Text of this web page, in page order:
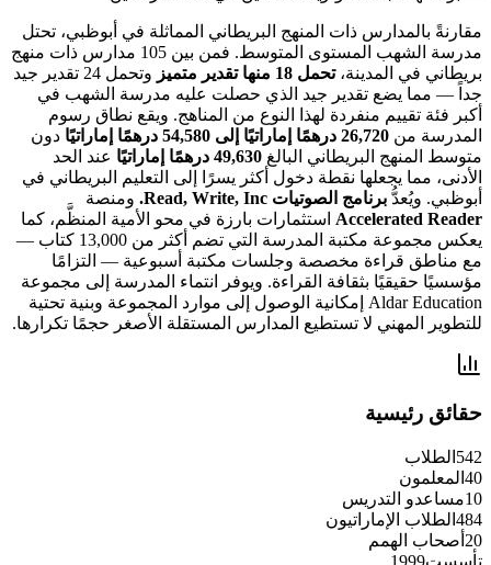
مقارنةً بالمدارس ذات المنهج البريطاني المماثلة في أبوظبي، تحتل
مدرسة الشهب المستوى المتوسط. فمن بين 105 مدارس ذات منهج
بريطاني في المدينة،تحمل 18 منها تقدير متميز
وتحمل 24 تقدير جيد
جداً — مما يضع تقدير جيد الذي حصلت عليه مدرسة الشهب في
أكبر فئة تقييم منفردة لهذا النوع من المناهج. ويقع نطاق رسوم
المدرسة من 26,720 درهمًا إماراتيًا إلى 54,580 درهمًا إماراتيًا
دون
متوسط المنهج البريطاني البالغ 49,630 درهمًا إماراتيًا
عند الحد
الأدنى، مما يجعلها نقطة دخول أكثر يسرًا إلى التعليم البريطاني في
أبوظبي. ويُعدُّ برنامج الصوتيات Read, Write, Inc.
ومنصة
Accelerated Reader استثمارات بارزة في محو الأمية المنظَّم، كما
يعكس مجموعة مكتبة المدرسة التي تضم أكثر من 13,000 كتاب —
مع مناطق قراءة مخصصة وجلسات مكتبة أسبوعية — التزامًا
مؤسسيًا حقيقيًا بثقافة القراءة. ويوفر انتماء المدرسة إلى مجموعة
Aldar Education إمكانية الوصول إلى موارد المجموعة وبنية تحتية
للتطوير المهني لا تستطيع المدارس المستقلة الأصغر حجمًا تكرارها.
حقائق رئيسية
542 الطلاب
40 المعلمون
10مساعدو التدريس
484 الطلاب الإماراتيون
20 أصحاب الهمم
تأسست1999